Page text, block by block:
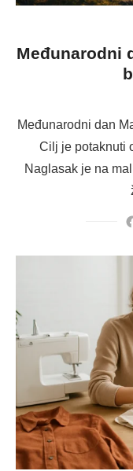
Međunarodni
Međunarodni dan
Cilj je potaknuti
Naglasak je na